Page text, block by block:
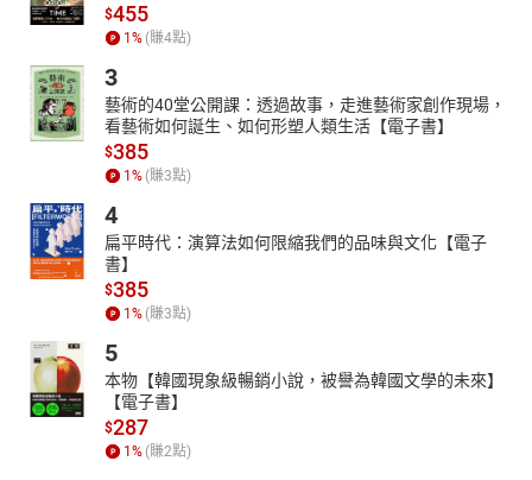
$455
1 % (賺4點)
3
藝術的40堂公開課：透過故事，走進藝術家創作現場，
看藝術如何誕生、如何形塑人類生活【電子書】
$385
1 % (賺3點)
4
扁平時代：演算法如何限縮我們的品味與文化【電子
書】
$385
1 % (賺3點)
5
本物【韓國現象級暢銷小說，被譽為韓國文學的未來】
【電子書】
$287
1 % (賺2點)